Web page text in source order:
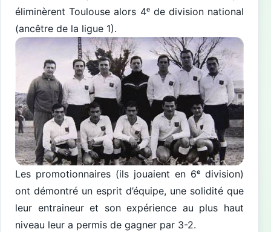
éliminèrent Toulouse alors 4ᵉ de division national
(ancêtre de la ligue 1).
Les promotionnaires (ils jouaient en 6ᵉ division)
ont démontré un esprit d’équipe, une solidité que
leur entraineur et son expérience au plus haut
niveau leur a permis de gagner par 3-2.